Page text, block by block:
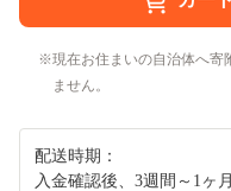
現在お住まいの自治体へ寄
ません。
配送時期：
入金確認後、3週間～1ヶ